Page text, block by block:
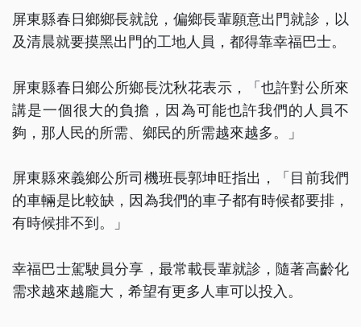
屏東縣春日鄉鄉長就說，偏鄉長輩願意出門就診，以
及清晨就要摸黑出門的工地人員，都得靠幸福巴士。
屏東縣春日鄉公所鄉長沈秋花表示，「也許對公所來
講是一個很大的負擔，因為可能也許我們的人員不
夠，那人民的所需、鄉民的所需越來越多。」
屏東縣來義鄉公所司機班長郭坤旺指出，「目前我們
的車輛是比較缺，因為我們的車子都有時候都要排，
有時候排不到。」
幸福巴士駕駛員分享，最常載長輩就診，隨著高齡化
需求越來越龐大，希望有更多人車可以投入。